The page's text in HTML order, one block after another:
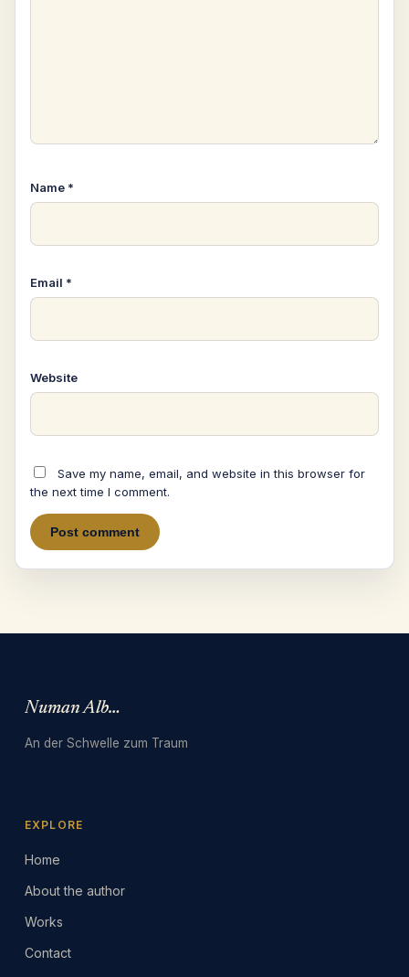
Name *
Email *
Website
Save my name, email, and website in this browser for
the next time I comment.
Numan Albarbari
An der Schwelle zum Traum
EXPLORE
Home
About the author
Works
Contact